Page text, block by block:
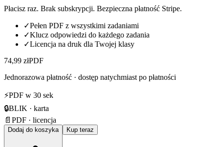
Płacisz raz. Brak subskrypcji. Bezpieczna płatność Stripe.
✓Pełen PDF z wszystkimi zadaniami
✓Klucz odpowiedzi do każdego zadania
✓Licencja na druk dla Twojej klasy
74,99 złPDF
Jednorazowa płatność · dostęp natychmiast po płatności
⚡PDF w 30 sek
🔒BLIK · karta
📄 PDF · licencja
Dodaj do koszyka Kup teraz